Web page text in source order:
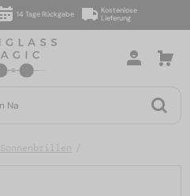
14 Tage Rückgabe
Kostenlose
Lieferung
Sonnenbrillen